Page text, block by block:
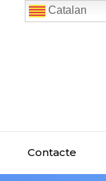
Contacte
Catalan